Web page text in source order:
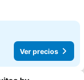
Ver precios